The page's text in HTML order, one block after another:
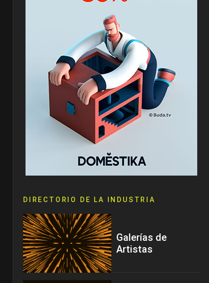
DIRECTORIO DE LA INDUSTRIA
Galerías de
Artistas